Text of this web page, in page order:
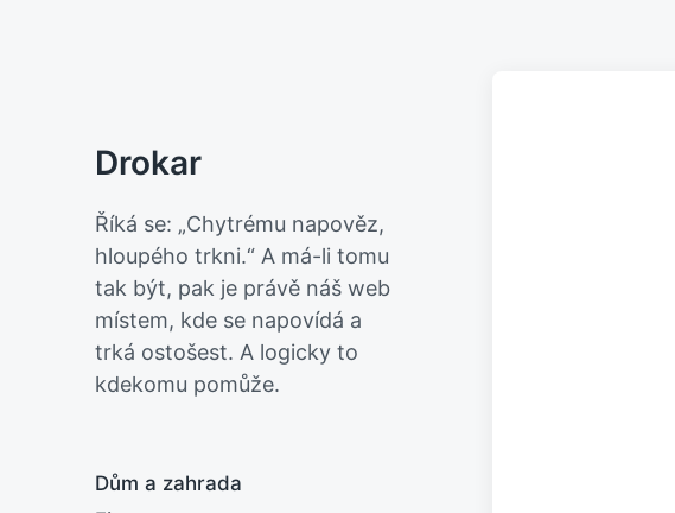
Drokar
Říká se: „Chytrému napověz,
hloupého trkni.“ A má-li tomu
tak být, pak je právě náš web
místem, kde se napovídá a
trká ostošest. A logicky to
kdekomu pomůže.
Dům a zahrada